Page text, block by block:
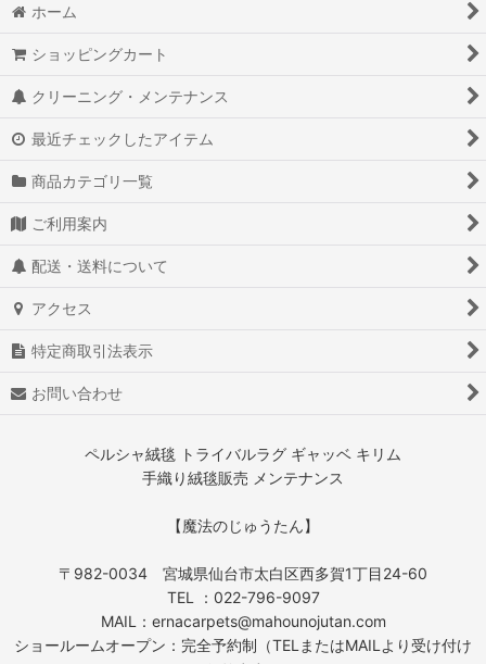
ホーム
ショッピングカート
クリーニング・メンテナンス
最近チェックしたアイテム
商品カテゴリ一覧
ご利用案内
配送・送料について
アクセス
特定商取引法表示
お問い合わせ
ペルシャ絨毯 トライバルラグ ギャッベ キリム
手織り絨毯販売 メンテナンス
【魔法のじゅうたん】
〒982-0034 宮城県仙台市太白区西多賀1丁目24-60
TEL ：022-796-9097
MAIL：ernacarpets@mahounojutan.com
ショールームオープン：完全予約制（TELまたはMAILより受け付け